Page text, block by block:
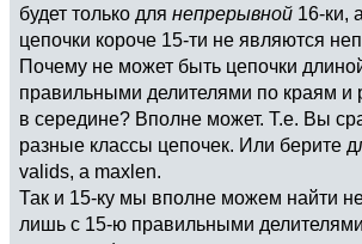
будет только для непрерывной 16-ки,
цепочки короче 15-ти не являются
Почему не может быть цепочки
правильными делителями по краям и
в середине? Вполне может. Т.е. Вы
разные классы цепочек. Или берите
valids, а maxlen.
Так и 15-ку мы вполне можем найти
лишь с 15-ю правильными